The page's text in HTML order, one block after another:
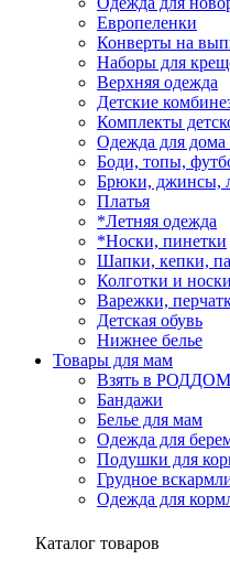
Европеленки
Конверты на
Наборы для
Верхняя одежда
Детские
Комплекты
Одежда для дома
Боди, топы,
Брюки, джинсы,
Платья
*Летняя одежда
*Носки, пинетки
Шапки, кепки,
Колготки и носки
Варежки,
Детская обувь
Нижнее белье
Товары для мам
Взять в РОДДОМ
Бандажи
Белье для мам
Одежда для
Подушки для
Грудное
Одежда для
Каталог товаров